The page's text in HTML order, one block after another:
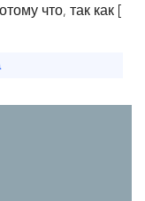
что, так как [